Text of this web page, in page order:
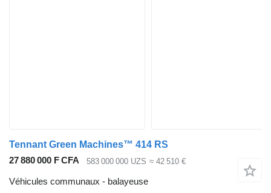
Tennant Green Machines™ 414 RS
27 880 000 F CFA
583 000 000 UZS ≈ 42 510 €
Véhicules communaux - balayeuse